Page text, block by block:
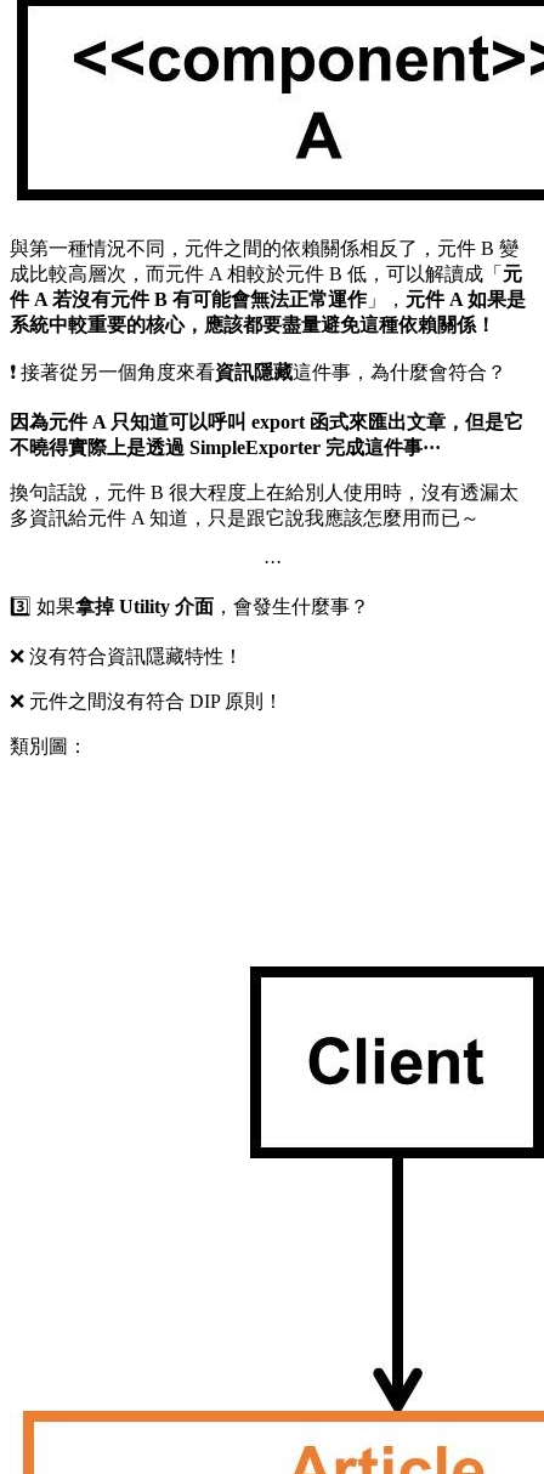
與第一種情況不同，元件之間的依賴關係相反了，元件 B 變
成比較高層次，而元件 A 相較於元件 B 低，可以解讀成「 元
件 A 若沒有元件 B 有可能會無法正常運作」， 元件 A 如果是
系統中較重要的核心，應該都要盡量避免這種依賴關係！
❗️ 接著從另一個角度來看資訊隱藏這件事，為什麼會符合？
因為元件 A 只知道可以呼叫 export 函式來匯出文章，但是它
不曉得實際上是透過 SimpleExporter 完成這件事···
換句話說，元件 B 很大程度上在給別人使用時，沒有透漏太
多資訊給元件 A 知道，只是跟它說我應該怎麼用而已～
···
3️⃣ 如果拿掉 Utility 介面 ，會發生什麼事？
❌ 沒有符合資訊隱藏特性！
❌ 元件之間沒有符合 DIP 原則！
類別圖：